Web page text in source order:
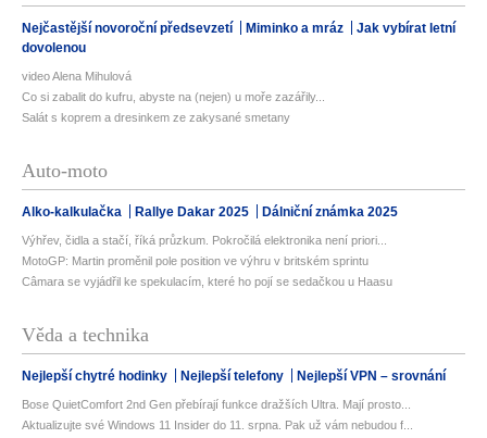
Nejčastější novoroční předsevzetí Miminko a mráz
Jak vybírat letní
dovolenou
video Alena Mihulová
Co si zabalit do kufru, abyste na (nejen) u moře zazářily...
Salát s koprem a dresinkem ze zakysané smetany
Auto-moto
Alko-kalkulačka Rallye Dakar 2025 Dálniční známka 2025
Výhřev, čidla a stačí, říká průzkum. Pokročilá elektronika není priori...
MotoGP: Martin proměnil pole position ve výhru v britském sprintu
Câmara se vyjádřil ke spekulacím, které ho pojí se sedačkou u Haasu
Věda a technika
Nejlepší chytré hodinky Nejlepší telefony Nejlepší VPN – srovnání
Bose QuietComfort 2nd Gen přebírají funkce dražších Ultra. Mají prosto...
Aktualizujte své Windows 11 Insider do 11. srpna. Pak už vám nebudou f...